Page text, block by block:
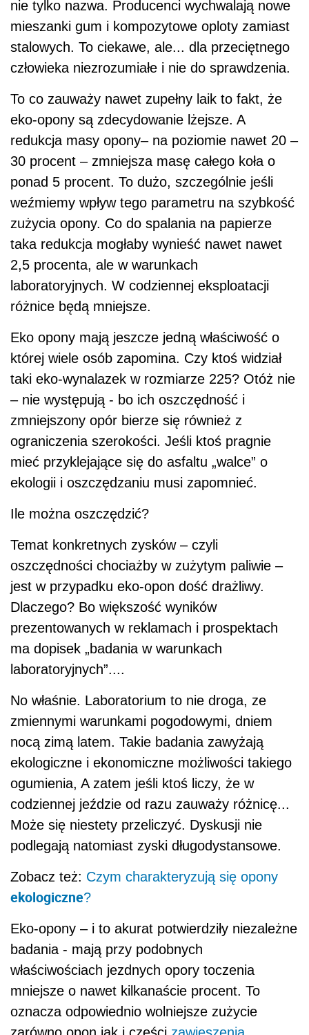
nie tylko nazwa. Producenci wychwalają nowe
mieszanki gum i kompozytowe oploty zamiast
stalowych. To ciekawe, ale... dla przeciętnego
człowieka niezrozumiałe i nie do sprawdzenia.
To co zauważy nawet zupełny laik to fakt, że
eko-opony są zdecydowanie lżejsze. A
redukcja masy opony– na poziomie nawet 20 –
30 procent – zmniejsza masę całego koła o
ponad 5 procent. To dużo, szczególnie jeśli
weźmiemy wpływ tego parametru na szybkość
zużycia opony. Co do spalania na papierze
taka redukcja mogłaby wynieść nawet nawet
2,5 procenta, ale w warunkach
laboratoryjnych. W codziennej eksploatacji
różnice będą mniejsze.
Eko opony mają jeszcze jedną właściwość o
której wiele osób zapomina. Czy ktoś widział
taki eko-wynalazek w rozmiarze 225? Otóż nie
– nie występują - bo ich oszczędność i
zmniejszony opór bierze się również z
ograniczenia szerokości. Jeśli ktoś pragnie
mieć przyklejające się do asfaltu „walce” o
ekologii i oszczędzaniu musi zapomnieć.
Ile można oszczędzić?
Temat konkretnych zysków – czyli
oszczędności chociażby w zużytym paliwie –
jest w przypadku eko-opon dość drażliwy.
Dlaczego? Bo większość wyników
prezentowanych w reklamach i prospektach
ma dopisek „badania w warunkach
laboratoryjnych”....
No właśnie. Laboratorium to nie droga, ze
zmiennymi warunkami pogodowymi, dniem
nocą zimą latem. Takie badania zawyżają
ekologiczne i ekonomiczne możliwości takiego
ogumienia, A zatem jeśli ktoś liczy, że w
codziennej jeździe od razu zauważy różnicę...
Może się niestety przeliczyć. Dyskusji nie
podlegają natomiast zyski długodystansowe.
Zobacz też: Czym charakteryzują się opony
ekologiczne?
Eko-opony – i to akurat potwierdziły niezależne
badania - mają przy podobnych
właściwościach jezdnych opory toczenia
mniejsze o nawet kilkanaście procent. To
oznacza odpowiednio wolniejsze zużycie